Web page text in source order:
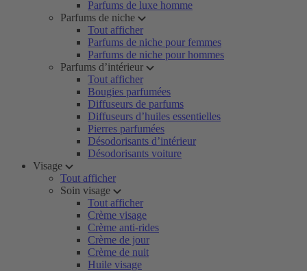
Parfums de luxe homme
Parfums de niche
Tout afficher
Parfums de niche pour femmes
Parfums de niche pour hommes
Parfums d’intérieur
Tout afficher
Bougies parfumées
Diffuseurs de parfums
Diffuseurs d’huiles essentielles
Pierres parfumées
Désodorisants d’intérieur
Désodorisants voiture
Visage
Tout afficher
Soin visage
Tout afficher
Crème visage
Crème anti-rides
Crème de jour
Crème de nuit
Huile visage